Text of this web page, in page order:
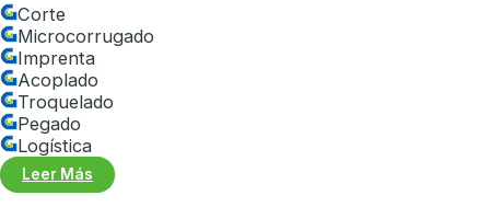
Corte
Microcorrugado
Imprenta
Acoplado
Troquelado
Pegado
Logística
Leer Más